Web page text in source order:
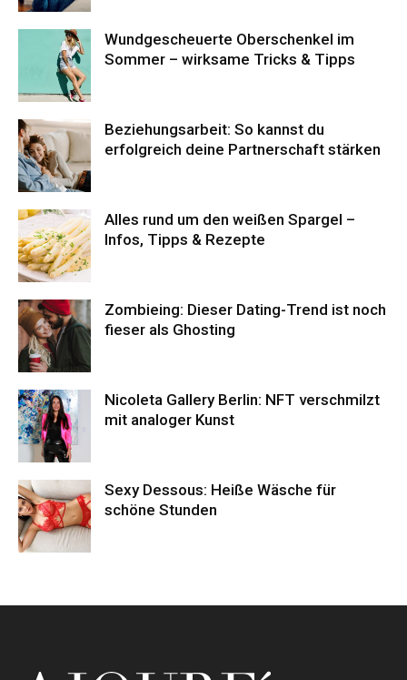
Wundgescheuerte Oberschenkel im
Sommer – wirksame Tricks & Tipps
Beziehungsarbeit: So kannst du
erfolgreich deine Partnerschaft stärken
Alles rund um den weißen Spargel –
Infos, Tipps & Rezepte
Zombieing: Dieser Dating-Trend ist noch
fieser als Ghosting
Nicoleta Gallery Berlin: NFT verschmilzt
mit analoger Kunst
Sexy Dessous: Heiße Wäsche für
schöne Stunden